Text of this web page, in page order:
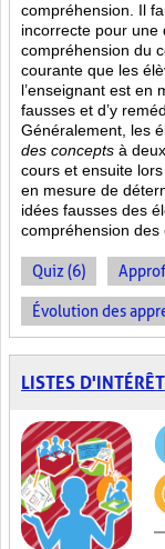
compréhension. Il
incorrecte pour une
compréhension du
courante que les
l’enseignant est en
fausses et d’y
Généralement, les
des concepts à
cours et ensuite
en mesure de
idées fausses des
compréhension des
Quiz (6)
Évolution des
LISTES